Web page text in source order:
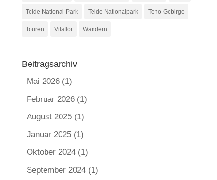
Teide National-Park Teide Nationalpark Teno-Gebirge
Touren Vilaflor Wandern
Beitragsarchiv
Mai 2026(1)
Februar 2026(1)
August 2025(1)
Januar 2025(1)
Oktober 2024(1)
September 2024(1)